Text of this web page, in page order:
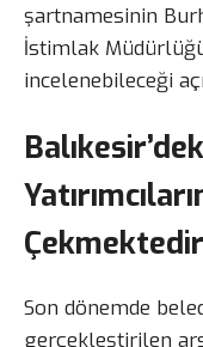
şartnamesinin
İstimlak
incelenebileceği
Çekmektedir
Son dönemde
gerçekleştirilen